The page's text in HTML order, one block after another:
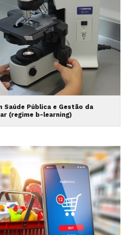
Saúde Pública e Gestão da
(regime b-learning)